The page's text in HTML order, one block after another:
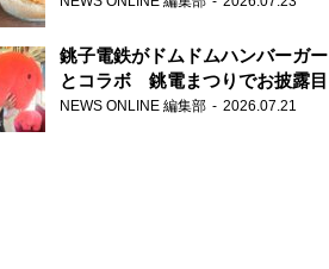
銚子電鉄がドムドムハンバーガー
とコラボ 銚電まつりでお披露目
NEWS ONLINE 編集部 2026.07.21